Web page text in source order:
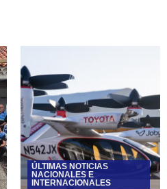
ÚLTIMAS NOTICIAS
NACIONALES E
INTERNACIONALES